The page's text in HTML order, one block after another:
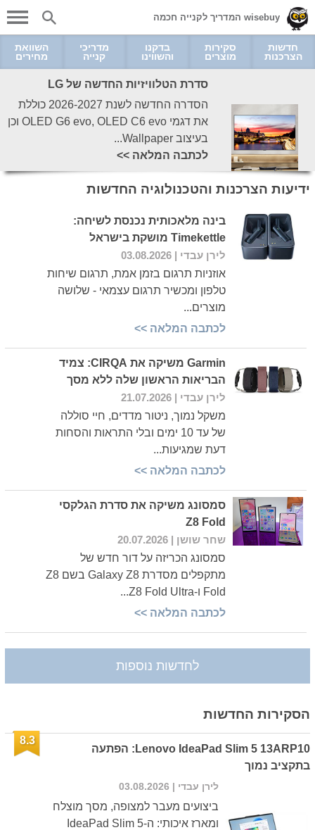
wisebuy המדריך לקנייה חכמה
חדשות
הצרכנות
סקירות
מוצרים
בדקנו
והשווינו
מדריכי
קנייה
השוואת
מחירים
סדרת הטלוויזיות החדשה של LG
הסדרה החדשה לשנת 2026-2027 כוללת
את דגמי OLED G6 evo, OLED C6 evo וכן
בעיצוב Wallpaper...
לכתבה המלאה >>
ידיעות הצרכנות והטכנולוגיה החדשות
בינה מלאכותית נכנסת לשיחה:
Timekettle מושקת בישראל
לירן עבדי | 03.08.2026
אוזניות תרגום בזמן אמת, תרגום שיחות
טלפון ומכשיר תרגום עצמאי - שלושה
מוצרים...
לכתבה המלאה >>
Garmin משיקה את CIRQA: צמיד
הבריאות הראשון שלה ללא מסך
לירן עבדי | 21.07.2026
משקל נמוך, ניטור מדדים, חיי סוללה
של עד 10 ימים ובלי התראות והסחות
דעת שמגיעות...
לכתבה המלאה >>
סמסונג משיקה את סדרת הגלקסי
Z8 Fold
שחר שושן | 20.07.2026
סמסונג הכריזה על דור חדש של
מתקפלים מסדרת Galaxy Z8 בשם Z8
Fold ו-Z8 Fold Ultra...
לכתבה המלאה >>
לחדשות נוספות
הסקירות החדשות
Lenovo IdeaPad Slim 5 13ARP10: הפתעה
בתקציב נמוך
8.3
לירן עבדי | 03.08.2026
ביצועים מעבר למצופה, מסך מוצלח
ומארז איכותי: ה-IdeaPad Slim 5